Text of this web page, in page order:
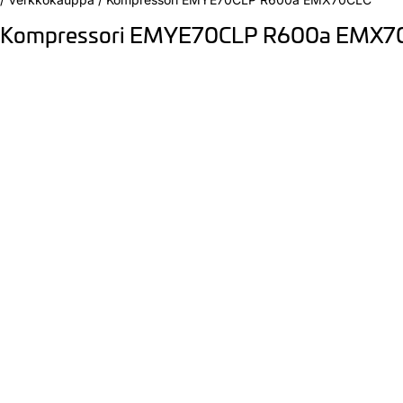
Kompressori EMYE70CLP R600a